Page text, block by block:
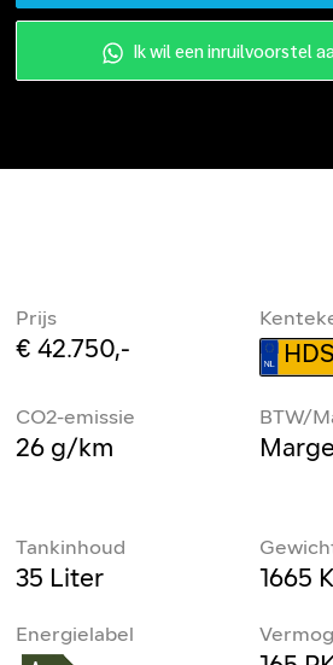
Ik wil een inruilvoorstel
Prijs
€ 42.750,-
CO2-emissie
26 g/km
BTW/
Marge
Tankinhoud
35 Liter 1665
Energielabel